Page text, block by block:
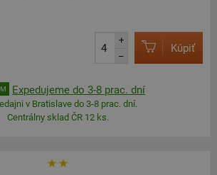
+
–
Kúpiť
Expedujeme do 3-8 prac. dní
v Bratislave do 3-8 prac. dní.
Centrálny sklad ČR 12 ks.